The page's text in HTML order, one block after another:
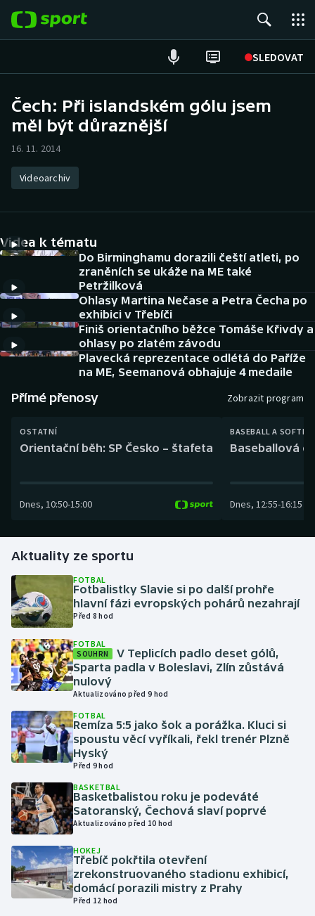
SLEDOVAT
Hokej
Atletika
DALŠÍ SPORTY
Americký fotbal
Baseball a softbal
Basketbal
Biatlon
Boby a skeleton
Florbal
Futsal
Golf
Gymnastika
Jezdectví
Judo
Krasobruslení
Lezení
Lyže a snowboard
Moderní pětiboj
NEPŘEHLÉDNĚTE
Soutěže
Historické návraty
Aplikace ČT sport
AZ kvíz
Čech: Při islandském gólu jsem
měl být důraznější
16. 11. 2014
Videoarchiv
Videa k tématu
Do Birminghamu dorazili čeští atleti, po
zraněních se ukáže na ME také
Petržilková
Ohlasy Martina Nečase a Petra Čecha po
exhibici v Třebíči
Finiš orientačního běžce Tomáše Křivdy a
ohlasy po zlatém závodu
Plavecká reprezentace odlétá do Paříže
na ME, Seemanová obhajuje 4 medaile
Přímé přenosy Zobrazit program
OSTATNÍ
Orientační běh: SP Česko – štafeta
Dnes, 10:50-15:00
BASEBALL A
Baseballová
Dnes, 12:55-16:15
Aktuality ze sportu
FOTBAL
Fotbalistky Slavie si po další prohře
hlavní fázi evropských pohárů nezahrají
Před 8 hod
FOTBAL
SOUHRN
V Teplicích padlo deset gólů,
Sparta padla v Boleslavi, Zlín zůstává
nulový
Aktualizováno před 9 hod
FOTBAL
Remíza 5:5 jako šok a porážka. Kluci si
spoustu věcí vyříkali, řekl trenér Plzně
Hyský
Před 9 hod
BASKETBAL
Basketbalistou roku je podeváté
Satoranský, Čechová slaví poprvé
Aktualizováno před 10 hod
HOKEJ
Třebíč pokřtila otevření
zrekonstruovaného stadionu exhibicí,
domácí porazili mistry z Prahy
Před 12 hod